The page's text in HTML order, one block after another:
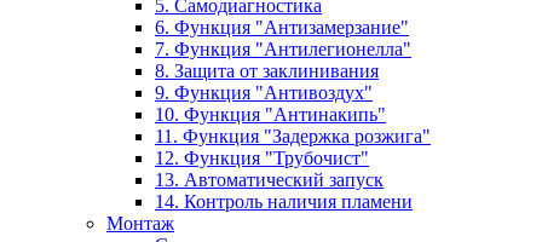
5. Самодиагностика
6. Функция "Антизамерзание"
7. Функция "Антилегионелла"
8. Защита от заклинивания
9. Функция "Антивоздух"
10. Функция "Антинакипь"
11. Функция "Задержка розжига"
12. Функция "Трубочист"
13. Автоматический запуск
14. Контроль наличия пламени
Монтаж